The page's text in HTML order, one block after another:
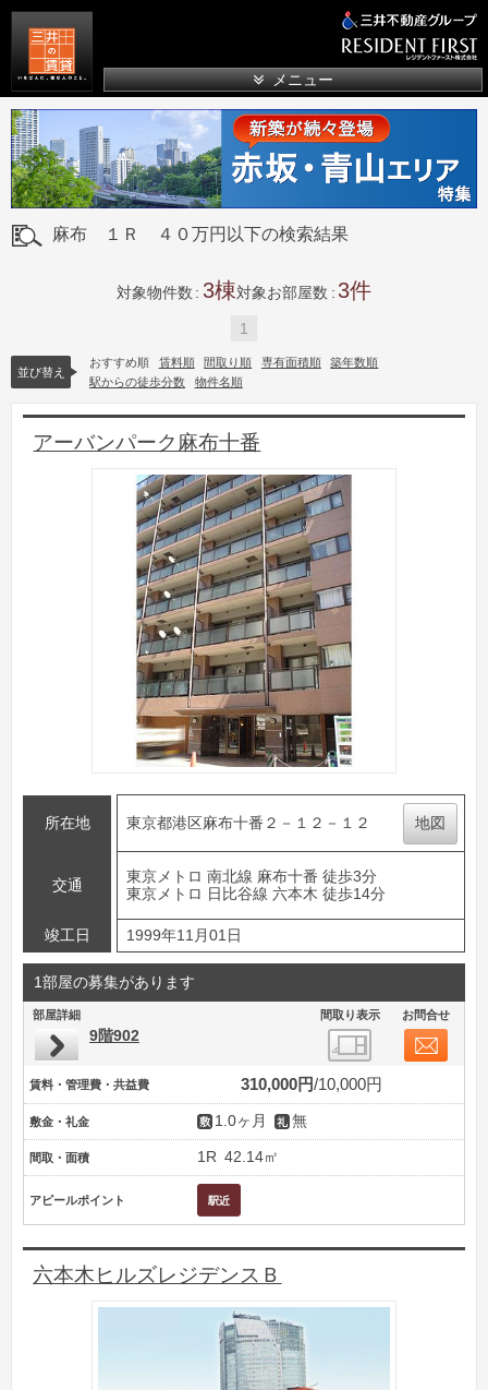
メニュー
麻布 １Ｒ ４０万円以下の検索結果
対象物件数 3 対象お部屋数 3
1
並び替え
おすすめ順 賃料順 間取り順 専有面積順
築年数順
駅からの徒歩分数
物件名順
アーバンパーク麻布十番
所在地 東京都港区麻布十番２－１２－１２ 地図
交通
東京メトロ 南北線 麻布十番 徒歩3分
東京メトロ 日比谷線 六本木 徒歩14分
竣工日 1999年11月01日
1部屋の募集があります
部屋詳細 間取り表示 お問合せ
9階902
賃料・管理費・共益費 310,000円 10,000円
敷金・礼金 1.0ヶ月 無
間取・面積 1R 42.14㎡
アピールポイント
六本木ヒルズレジデンスＢ